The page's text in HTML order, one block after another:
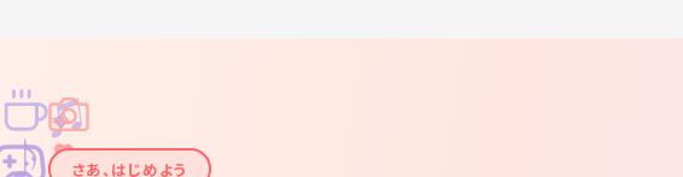
✦
✦
✧
✧
♪
♫
さあ、はじめよう